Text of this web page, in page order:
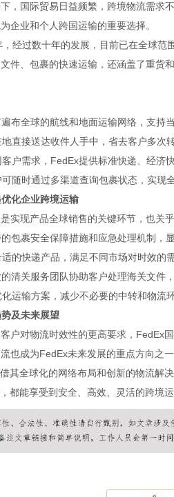
，国际贸易日益频繁，跨境物流需求
企业和个人跨国运输的重要选择。
经过数十年的发展，目前已在全球
件、包裹的快速运输，还涵盖了重货
布全球的航线和地面运输网络，支持
直接送达收件人手中，省去客户多次
户需求，FedEx提供标准快递、经济
随时通过多渠道查询包裹状态，实现
化企业跨境运输
实现产品全球销售的关键环节，也关
包裹安全保障措施和应急处理机制，
的快递产品，满足不同市场对时效的
清关服务团队协助客户处理海关文件
运输方案，减少不必要的中转和物流
及未来展望
户对物流时效性的更高要求，FedEx
也成为FedEx未来发展的重点方向之
其全球化的网络布局和创新的物流解
都能享受到安全、高效、灵活的跨境